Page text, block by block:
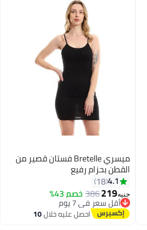
ميسري Bretelle فستان قصير من
القطن بحزام رفيع
4.1
18
جنيه219
386 خصم 43%
أقل سعر في 7 يوم
توصيل مجاني
أقل سعر في 7 يوم
احصل عليه خلال10